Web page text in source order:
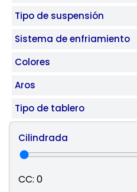
Tipo de suspensión
Sistema de enfriamiento
Colores
Aros
Tipo de tablero
Cilindrada
CC: 0